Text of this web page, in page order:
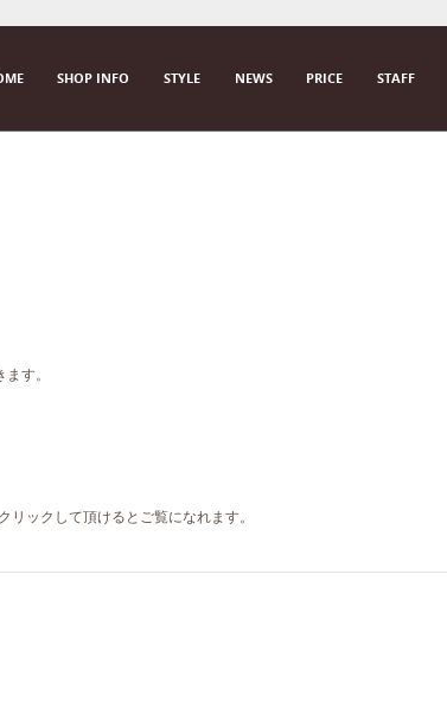
TO CONTENTSHOP INFO STYLE NEWS PRICE STAFF
す。
ックして頂けるとご覧になれます。